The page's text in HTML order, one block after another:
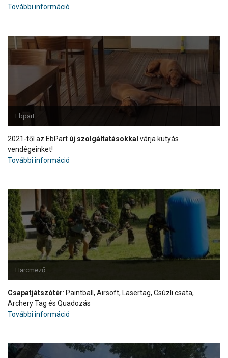
További információ
Ebpart
2021-től az EbPart új szolgáltatásokkal várja kutyás
vendégeinket!
További információ
Harcmező
Csapatjátszótér: Paintball, Airsoft, Lasertag, Csúzli csata,
Archery Tag és Quadozás
További információ